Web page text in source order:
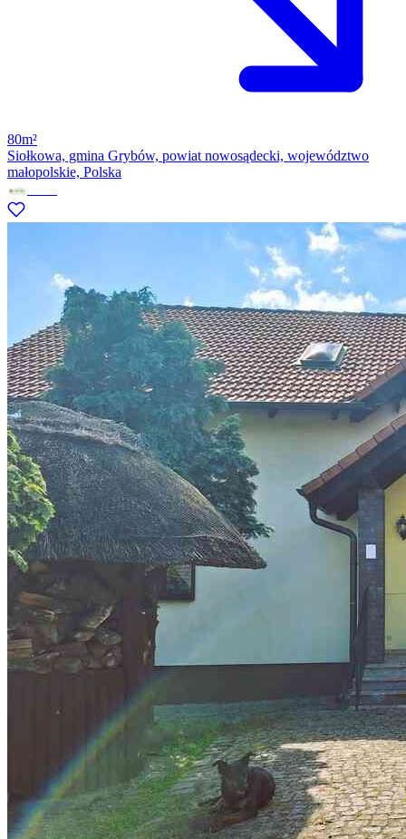
80m²
Siołkowa, gmina Grybów, powiat nowosądecki, województwo
małopolskie, Polska